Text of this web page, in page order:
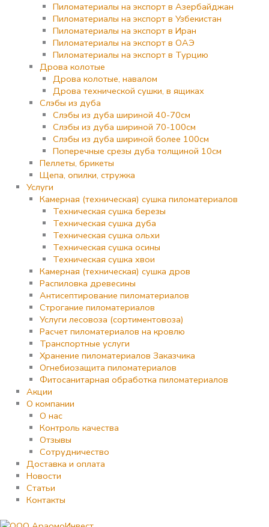
Пиломатериалы на экспорт в Азербайджан
Пиломатериалы на экспорт в Узбекистан
Пиломатериалы на экспорт в Иран
Пиломатериалы на экспорт в ОАЭ
Пиломатериалы на экспорт в Турцию
Дрова колотые
Дрова колотые, навалом
Дрова технической сушки, в ящиках
Слэбы из дуба
Слэбы из дуба шириной 40-70см
Слэбы из дуба шириной 70-100см
Слэбы из дуба шириной более 100см
Поперечные срезы дуба толщиной 10см
Пеллеты, брикеты
Щепа, опилки, стружка
Услуги
Камерная (техническая) сушка пиломатериалов
Техническая сушка березы
Техническая сушка дуба
Техническая сушка ольхи
Техническая сушка осины
Техническая сушка хвои
Камерная (техническая) сушка дров
Распиловка древесины
Антисептирование пиломатериалов
Строгание пиломатериалов
Услуги лесовоза (сортиментовоза)
Расчет пиломатериалов на кровлю
Транспортные услуги
Хранение пиломатериалов Заказчика
Огнебиозащита пиломатериалов
Фитосанитарная обработка пиломатериалов
Акции
О компании
О нас
Контроль качества
Отзывы
Сотрудничество
Доставка и оплата
Новости
Статьи
Контакты